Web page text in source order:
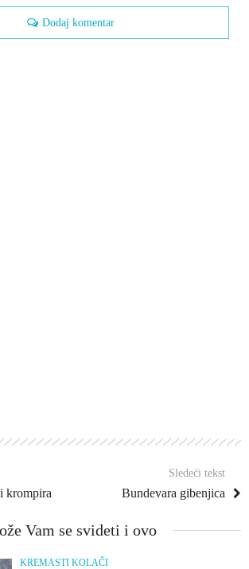
Dodaj komentar
krompira
Sledeći tekst
Bundevara gibenjica
Vam se svideti i ovo
KREMASTI KOLAČI